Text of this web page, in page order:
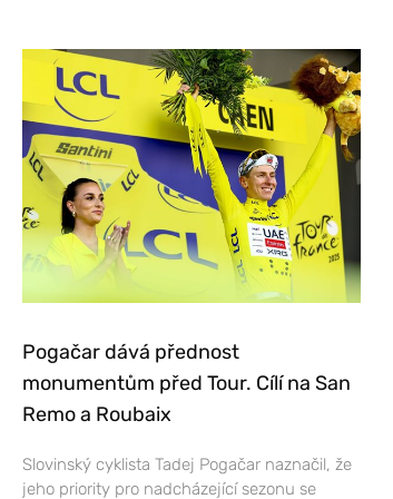
Pogačar dává přednost
monumentům před Tour. Cílí na San
Remo a Roubaix
Slovinský cyklista Tadej Pogačar naznačil, že
jeho priority pro nadcházející sezonu se